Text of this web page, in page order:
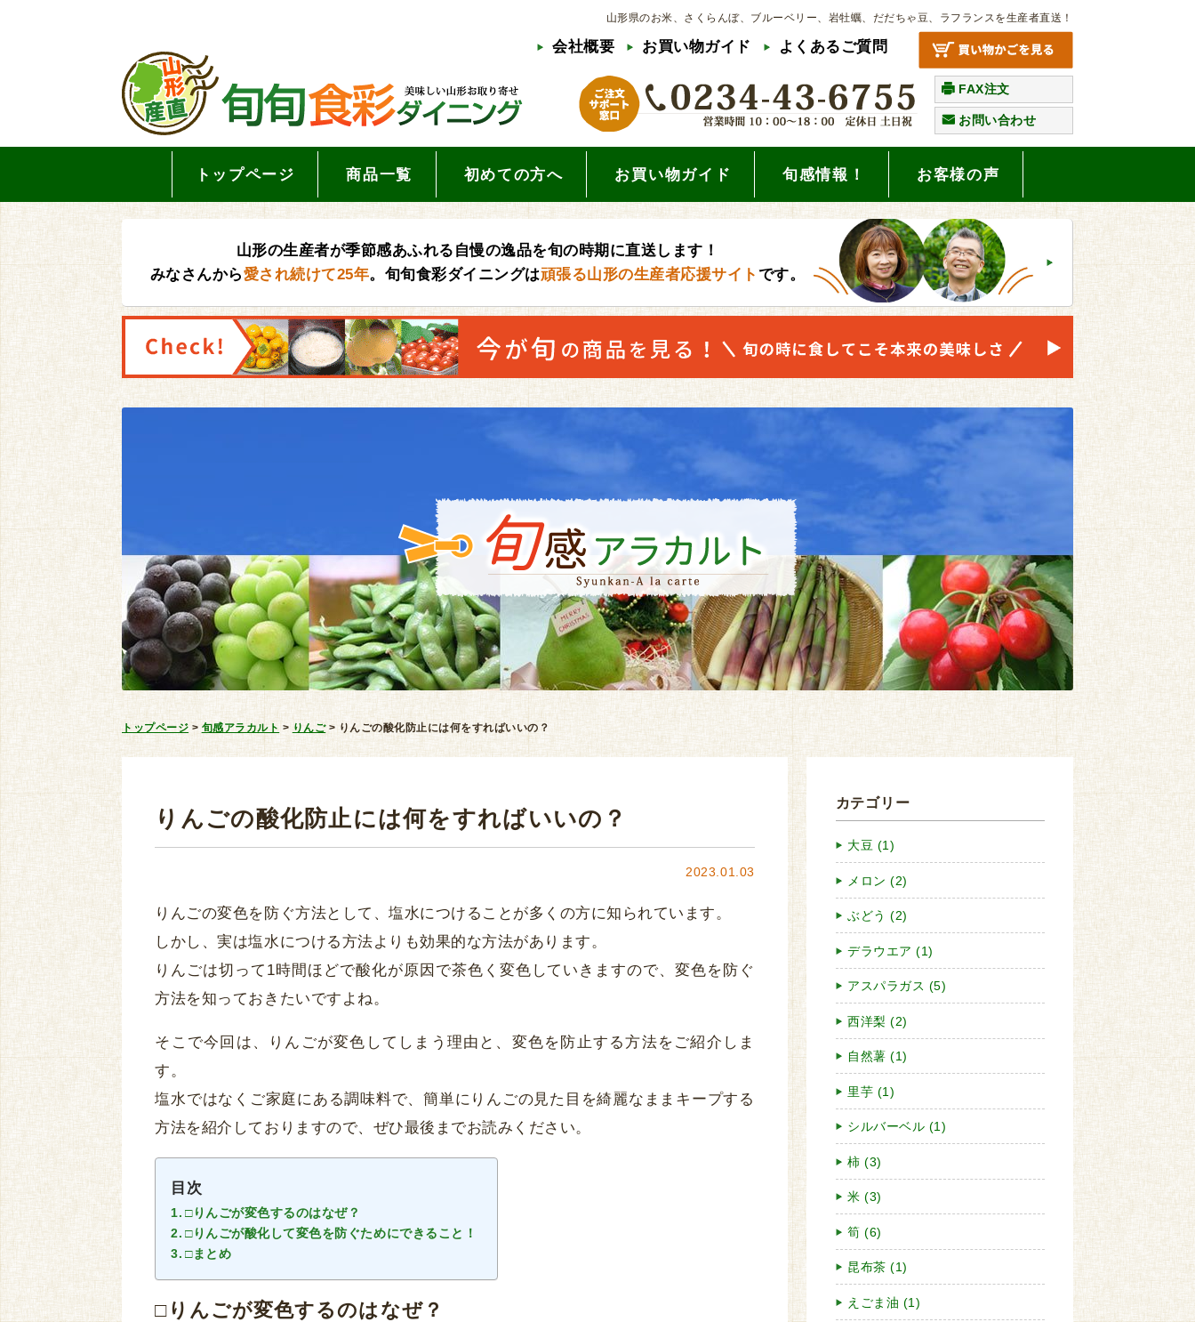
山形県のお米、さくらんぼ、ブルーベリー、岩牡蠣、だだちゃ豆、ラフランスを生産者直送！
会社概要 お買い物ガイド よくあるご質問
FAX注文
お問い合わせ
トップページ 商品一覧 初めての方へ お買い物ガイド 旬感情報！ お客様の声
山形の生産者が季節感あふれる自慢の逸品を旬の時期に直送します！
みなさんから愛され続けて25年。旬旬食彩ダイニングは頑張る山形の生産者応援サイト です。
トップページ > 旬感アラカルト > りんご > りんごの酸化防止には何をすればいいの？
りんごの酸化防止には何をすればいいの？
2023.01.03
りんごの変色を防ぐ方法として、塩水につけることが多くの方に知られています。
しかし、実は塩水につける方法よりも効果的な方法があります。
りんごは切って1時間ほどで酸化が原因で茶色く変色していきますので、変色を防ぐ
方法を知っておきたいですよね。
そこで今回は、りんごが変色してしまう理由と、変色を防止する方法をご紹介しま
す。
塩水ではなくご家庭にある調味料で、簡単にりんごの見た目を綺麗なままキープする
方法を紹介しておりますので、ぜひ最後までお読みください。
目次
□りんごが変色するのはなぜ？
□りんごが酸化して変色を防ぐためにできること！
□まとめ
□りんごが変色するのはなぜ？
カテゴリー
大豆 (1)
メロン (2)
ぶどう (2)
デラウエア (1)
アスパラガス (5)
西洋梨 (2)
自然薯 (1)
里芋 (1)
シルバーベル (1)
柿 (3)
米 (3)
筍 (6)
昆布茶 (1)
えごま油 (1)